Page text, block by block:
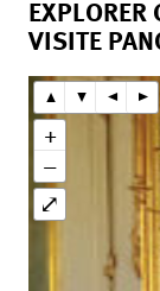
EXPLORER
VISITE
▴ ▾ ◂
▸
+
−
⤢